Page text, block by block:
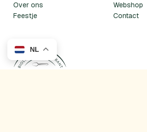
Over ons
Feestje
Webshop
Contact
NL